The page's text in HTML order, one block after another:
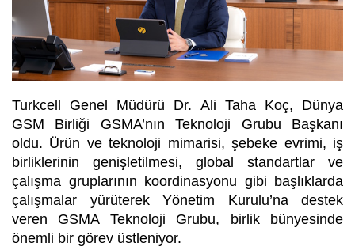
Turkcell Genel Müdürü Dr. Ali Taha Koç, Dünya
GSM Birliği GSMA’nın Teknoloji Grubu Başkanı
oldu. Ürün ve teknoloji mimarisi, şebeke evrimi, iş
birliklerinin genişletilmesi, global standartlar ve
çalışma gruplarının koordinasyonu gibi başlıklarda
çalışmalar yürüterek Yönetim Kurulu’na destek
veren GSMA Teknoloji Grubu, birlik bünyesinde
önemli bir görev üstleniyor.